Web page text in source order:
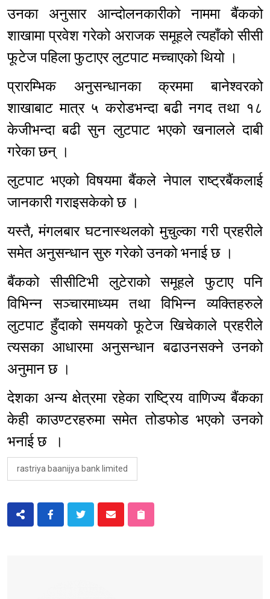
उनका अनुसार आन्दोलनकारीको नाममा बैंकको
शाखामा प्रवेश गरेको अराजक समूहले त्यहाँको सीसी
फूटेज पहिला फुटाएर लुटपाट मच्चाएको थियो ।
प्रारम्भिक अनुसन्धानका क्रममा बानेश्वरको
शाखाबाट मात्र ५ करोडभन्दा बढी नगद तथा १८
केजीभन्दा बढी सुन लुटपाट भएको खनालले दाबी
गरेका छन् ।
लुटपाट भएको विषयमा बैंकले नेपाल राष्ट्रबैंकलाई
जानकारी गराइसकेको छ ।
यस्तै, मंगलबार घटनास्थलको मुचुल्का गरी प्रहरीले
समेत अनुसन्धान सुरु गरेको उनको भनाई छ ।
बैंकको सीसीटिभी लुटेराको समूहले फुटाए पनि
विभिन्न सञ्चारमाध्यम तथा विभिन्न व्यक्तिहरुले
लुटपाट हुँदाको समयको फूटेज खिचेकाले प्रहरीले
त्यसका आधारमा अनुसन्धान बढाउनसक्ने उनको
अनुमान छ ।
देशका अन्य क्षेत्रमा रहेका राष्ट्रिय वाणिज्य बैंकका
केही काउण्टरहरुमा समेत तोडफोड भएको उनको
भनाई छ ।
rastriya baanijya bank limited